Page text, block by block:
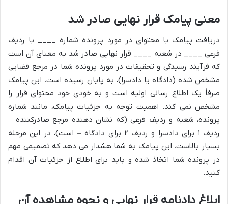
معنی پیامک قرار نهایی صادر شد
دریافت پیامک با محتوای در مورد پرونده شماره ____ با ردیف
فرعی ____ در شعبه ____ قرار نهایی صادر شد به معنای آن است
که فرآیند رسیدگی و تحقیقات در مورد پرونده شما در مرجع قضایی
مشخص شده (دادگاه یا دادسرا)، به پایان رسیده است. این پیامک
صرفاً یک اطلاع رسانی اولیه است و به خودی خود محتوای قرار را
مشخص نمی کند. اهمیت توجه به جزئیات پیامک، مانند شماره
پرونده، شعبه و ردیف فرعی (که نشان دهنده مرجع صادرکننده –
ردیف ۱ برای دادسرا و ردیف ۲ برای دادگاه – است)، در این مرحله
بسیار بالاست. این پیامک به شما هشدار می دهد که تصمیمی مهم
در پرونده شما اتخاذ شده و باید برای اطلاع از جزئیات آن اقدام
کنید.
ابلاغ دادنامه قرار نهایی و نحوه مشاهده آن